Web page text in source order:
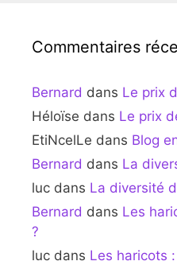
Commentaires
Bernard dans Le prix
Héloïse dans Le prix
EtiNcelLe dans Blog
Bernard dans La
luc dans La diversité
Bernard dans Les
?
luc dans Les haricots